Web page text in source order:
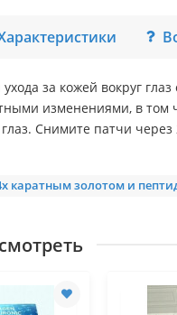
за кожей вокруг
изменениями, в
Снимите патчи
каратным золотом и